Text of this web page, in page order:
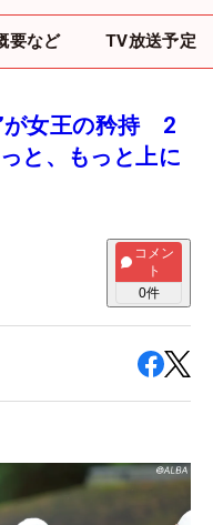
要など TV放送予定
が女王の矜持 2
と、もっと上に
コメン
ト
0件